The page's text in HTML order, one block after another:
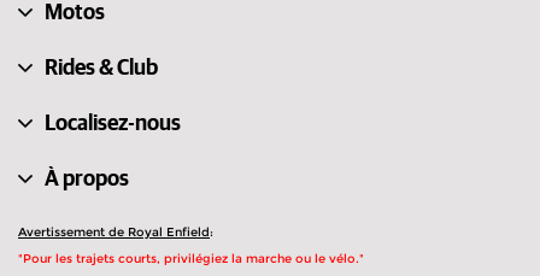
Motos
Rides & Club
Localisez-nous
À propos
Avertissement de Royal Enfield:
"Pour les trajets courts, privilégiez la marche ou le vélo."